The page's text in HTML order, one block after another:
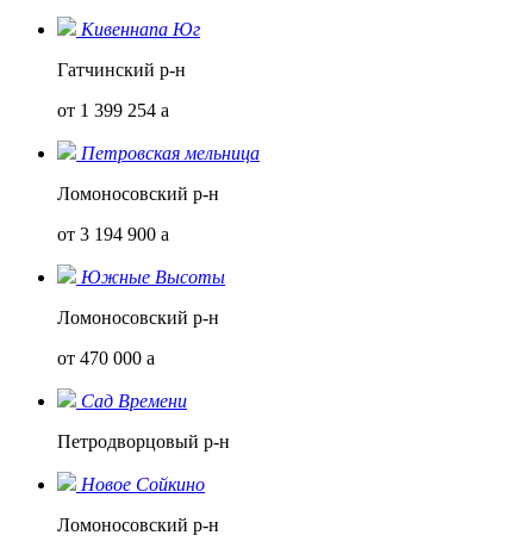
Кивеннапа Юг
Гатчинский р-н
от 1 399 254 a
Петровская мельница
Ломоносовский р-н
от 3 194 900 a
Южные Высоты
Ломоносовский р-н
от 470 000 a
Сад Времени
Петродворцовый р-н
Новое Сойкино
Ломоносовский р-н